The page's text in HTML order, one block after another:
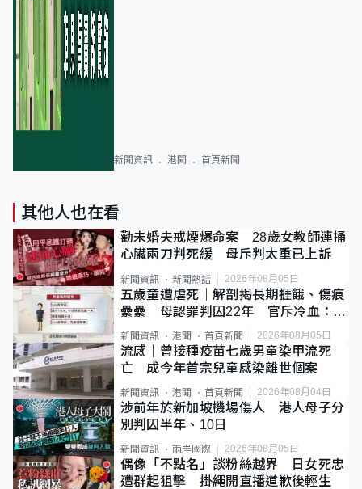
新聞資訊 港聞 首頁新聞
其他人也在看
勸未婚夫戒煙爆命案 28歲女教師連捅
心臟兩刀判死緩 母斥判太重已上訴
新聞資訊 新聞熱話 2026年08月05日
五歲童遭虐死｜解剖揭長期捱餓、傷痕
纍纍 母認罪判囚22年 官斥冷血：同
類案最惡劣
新聞資訊 港聞 首頁新聞 2026年08月05日
流感｜曾接種疫苗七歲男童染甲流死
亡 成今年首宗兒童感染離世個案
新聞資訊 港聞 首頁新聞 2026年08月04日
涉前年於新加坡機場傷人 港人母子分
別判囚半年、10日
新聞資訊 兩岸國際 2026年08月05日
偶像「不點名」談粉絲越界 日女死忠
遭群起狙擊 掛繩開直播道歉後輕生